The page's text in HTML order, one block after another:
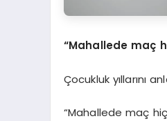
“Mahallede maç
Çocukluk yıllarını
“Mahallede maç